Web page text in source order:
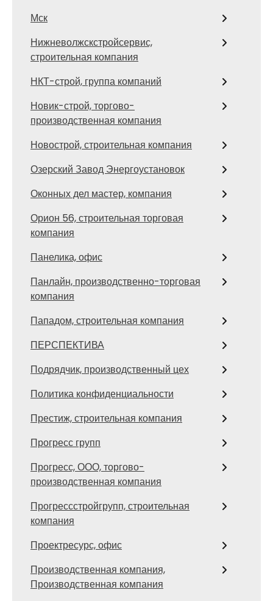
Мск
Нижневолжскстройсервис,
строительная компания
НКТ-строй, группа компаний
Новик-строй, торгово-
производственная компания
Новострой, строительная компания
Озерский Завод Энергоустановок
Оконных дел мастер, компания
Орион 56, строительная торговая
компания
Панелика, офис
Панлайн, производственно-торговая
компания
Пападом, строительная компания
ПЕРСПЕКТИВА
Подрядчик, производственный цех
Политика конфиденциальности
Престиж, строительная компания
Прогресс групп
Прогресс, ООО, торгово-
производственная компания
Прогрессстройгрупп, строительная
компания
Проектресурс, офис
Производственная компания,
Производственная компания